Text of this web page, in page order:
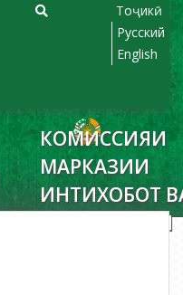
Тоҷикӣ
Русский
English
КОМИССИЯИ
МАРКАЗИИ
ИНТИХОБОТ
РАЪЙПУРСИИ